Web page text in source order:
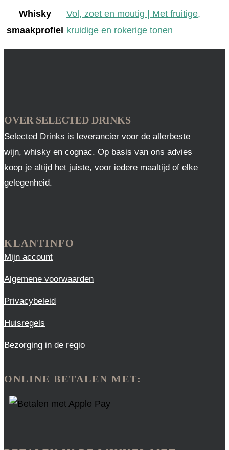
Whisky
smaakprofiel
Vol, zoet en moutig | Met fruitige,
kruidige en rokerige tonen
OVER SELECTED DRINKS
Selected Drinks is leverancier voor de allerbeste
wijn, whisky en cognac. Op basis van ons advies
koop je altijd het juiste, voor iedere maaltijd of elke
gelegenheid.
KLANTINFO
Mijn account
Algemene voorwaarden
Privacybeleid
Huisregels
Bezorging in de regio
ONLINE BETALEN MET: